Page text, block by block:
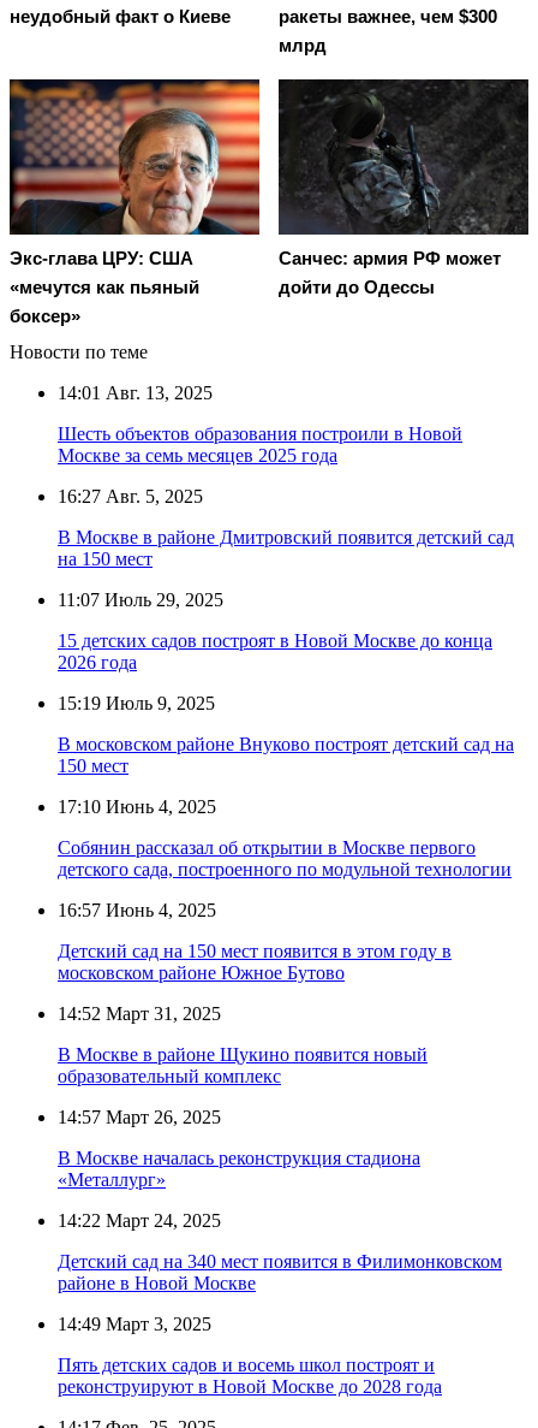
неудобный факт о Киеве
ракеты важнее, чем $300
млрд
Экс-глава ЦРУ: США
«мечутся как пьяный
боксер»
Санчес: армия РФ может
дойти до Одессы
Новости по теме
14:01 Авг. 13, 2025
Шесть объектов образования построили в Новой
Москве за семь месяцев 2025 года
16:27 Авг. 5, 2025
В Москве в районе Дмитровский появится детский сад
на 150 мест
11:07 Июль 29, 2025
15 детских садов построят в Новой Москве до конца
2026 года
15:19 Июль 9, 2025
В московском районе Внуково построят детский сад на
150 мест
17:10 Июнь 4, 2025
Собянин рассказал об открытии в Москве первого
детского сада, построенного по модульной технологии
16:57 Июнь 4, 2025
Детский сад на 150 мест появится в этом году в
московском районе Южное Бутово
14:52 Март 31, 2025
В Москве в районе Щукино появится новый
образовательный комплекс
14:57 Март 26, 2025
В Москве началась реконструкция стадиона
«Металлург»
14:22 Март 24, 2025
Детский сад на 340 мест появится в Филимонковском
районе в Новой Москве
14:49 Март 3, 2025
Пять детских садов и восемь школ построят и
реконструируют в Новой Москве до 2028 года